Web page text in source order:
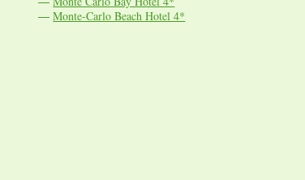
Monte-Carlo Beach Hotel 4*